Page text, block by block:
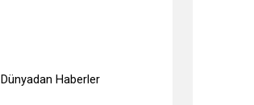
Dünyadan Haberler